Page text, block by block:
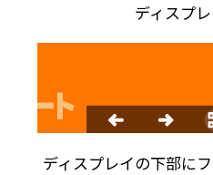
ディスプ
ディスプレイの下部に